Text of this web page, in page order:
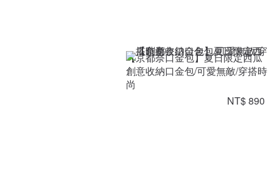
【京都奈口金包】夏日限定西瓜
創意收納口金包/可愛無敵/穿搭時
尚
NT$ 890